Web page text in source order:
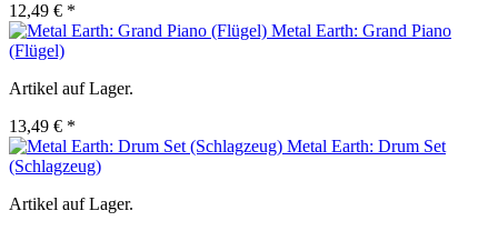
12,49 € *
Metal Earth: Grand Piano
(Flügel)
Artikel auf Lager.
13,49 € *
Metal Earth: Drum Set
(Schlagzeug)
Artikel auf Lager.